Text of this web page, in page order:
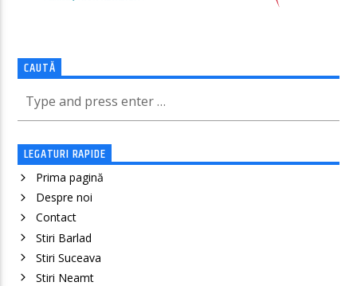
CAUTĂ
LEGATURI RAPIDE
Prima pagină
Despre noi
Contact
Stiri Barlad
Stiri Suceava
Stiri Neamt